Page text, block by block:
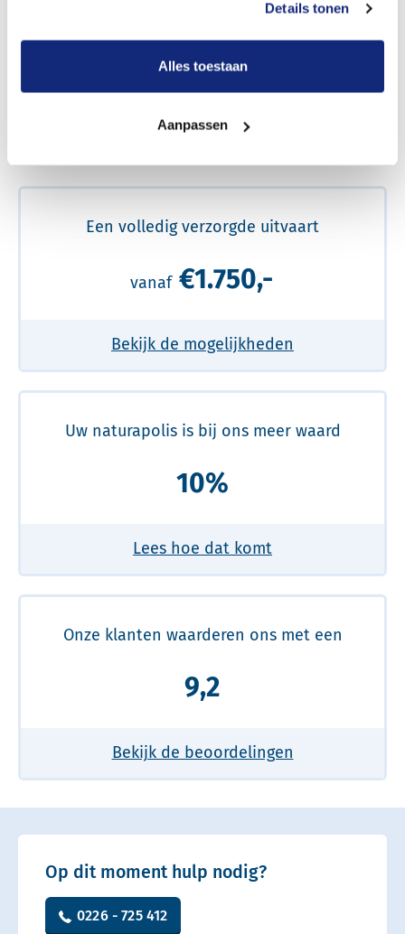
Details tonen
Alles toestaan
Aanpassen
Een betere uitvaart ervaring voor een betere
Een volledig verzorgde uitvaart
vanaf €1.750,-
Bekijk de mogelijkheden
Uw naturapolis is bij ons meer waard
10%
Lees hoe dat komt
Onze klanten waarderen ons met een
9,2
Bekijk de beoordelingen
Op dit moment hulp nodig?
0226 - 725 412